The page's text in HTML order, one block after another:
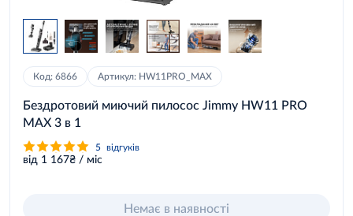
Код: 6866 Артикул: HW11PRO_MAX
Бездротовий миючий пилосос Jimmy HW11 PRO
MAX 3 в 1
5 відгуків
від 1 167₴ / міс
Немає в наявності